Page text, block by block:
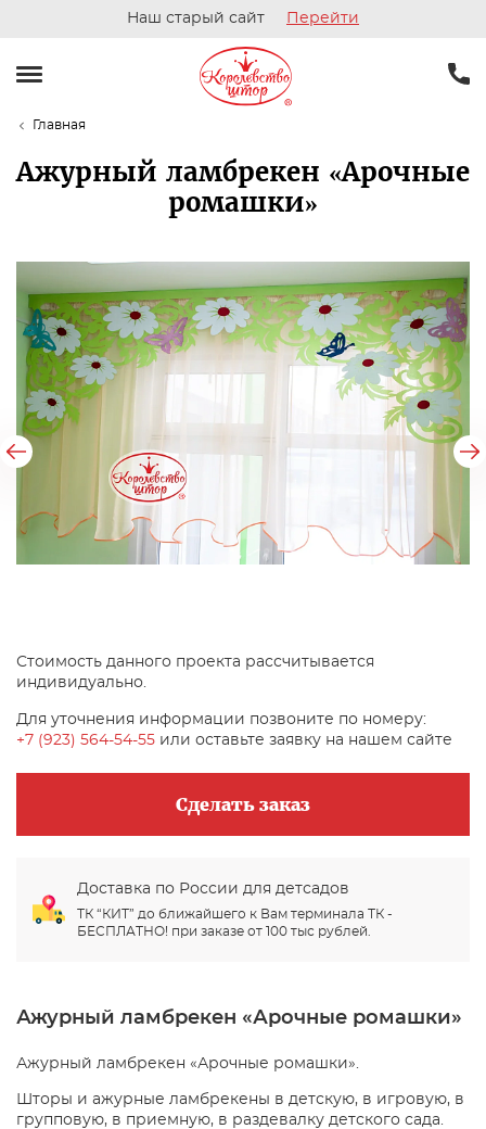
Наш старый сайт Перейти
Главная
Ажурный ламбрекен «Арочные
ромашки»
Стоимость данного проекта рассчитывается
индивидуально.
Для уточнения информации позвоните по номеру:
+7 (923) 564-54-55 или оставьте заявку на нашем сайте
Сделать заказ
Доставка по России для детсадов
ТК “КИТ” до ближайшего к Вам терминала ТК -
БЕСПЛАТНО! при заказе от 100 тыс рублей.
Ажурный ламбрекен «Арочные ромашки»
Ажурный ламбрекен «Арочные ромашки».
Шторы и ажурные ламбрекены в детскую, в игровую, в
групповую, в приемную, в раздевалку детского сада.